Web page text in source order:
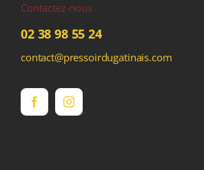
Contactez-nous
02 38 98 55 24
contact@pressoirdugatinais.com